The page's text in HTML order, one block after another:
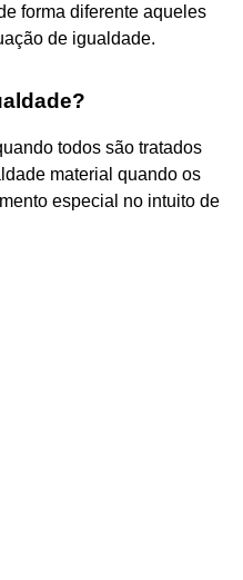
forma diferente aqueles
de igualdade.
todos são tratados
material quando os
especial no intuito de